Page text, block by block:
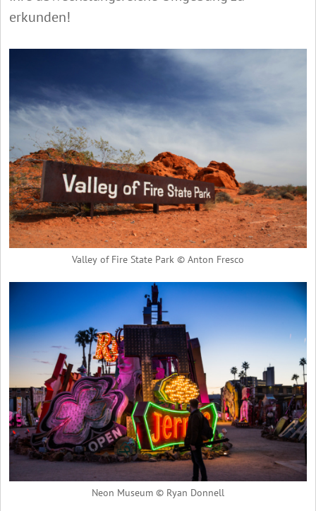
erkunden!
Valley of Fire State Park © Anton Fresco
Neon Museum © Ryan Donnell